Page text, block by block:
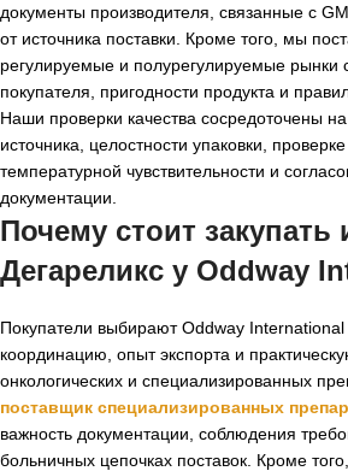
документы производителя, связанные с
от источника поставки. Кроме того, мы
регулируемые и полурегулируемые рынки
покупателя, пригодности продукта и
Наши проверки качества сосредоточены
источника, целостности упаковки, проверке
температурной чувствительности и
документации.
Почему стоит
Дегареликс у Oddway
Покупатели выбирают Oddway International
координацию, опыт экспорта и
онкологических и специализированных
поставщик специализированных
важность документации, соблюдения
больничных цепочках поставок. Кроме